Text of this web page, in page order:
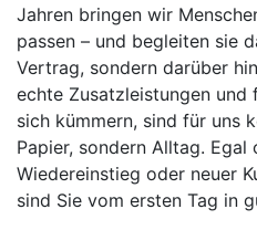
Jahren bringen wir
passen – und begleiten sie
Vertrag, sondern darüber
echte Zusatzleistungen
sich kümmern, sind für uns
Papier, sondern Alltag. Egal
Wiedereinstieg oder neuer
sind Sie vom ersten Tag in